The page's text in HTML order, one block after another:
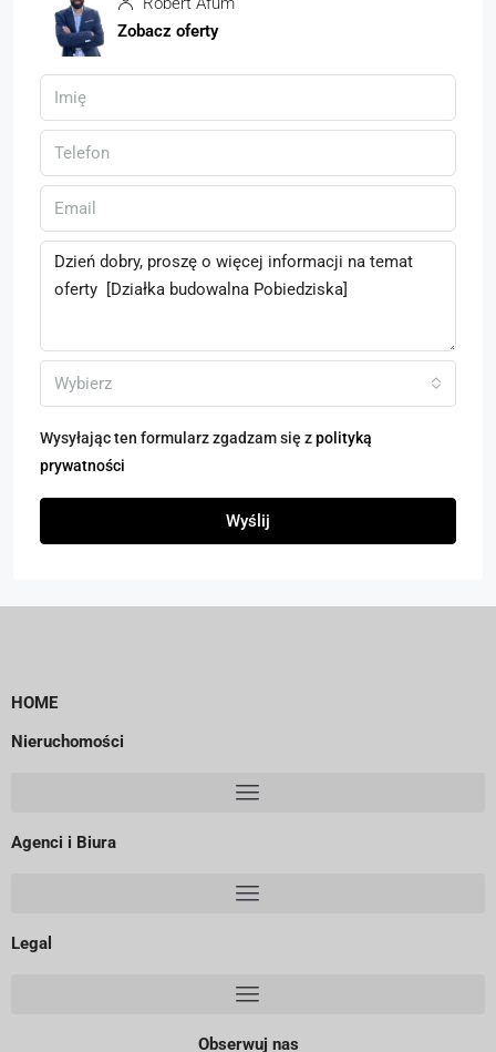
Zobacz oferty
Wybierz
Wysyłając ten formularz zgadzam się zpolityką
prywatności
Wyślij
HOME
Nieruchomości
Agenci i Biura
Legal
Obserwuj nas